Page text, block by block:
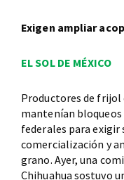
Exigen ampliar
EL SOL DE MÉXICO
Productores de frijol
mantenían bloqueos
federales para
comercialización y
grano. Ayer, una
Chihuahua sostuvo